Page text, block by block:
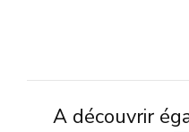
A découvrir